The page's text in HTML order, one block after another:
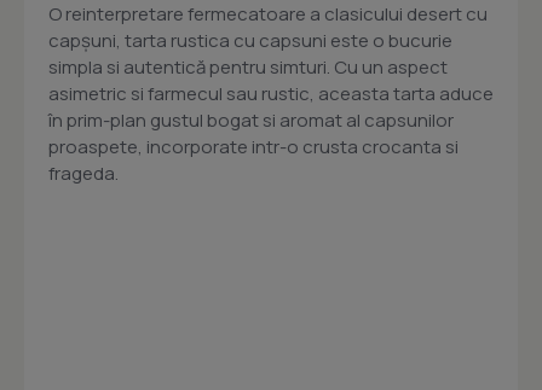
O reinterpretare fermecatoare a clasicului desert cu
capșuni, tarta rustica cu capsuni este o bucurie
simpla si autentică pentru simturi. Cu un aspect
asimetric si farmecul sau rustic, aceasta tarta aduce
în prim-plan gustul bogat si aromat al capsunilor
proaspete, incorporate intr-o crusta crocanta si
frageda.